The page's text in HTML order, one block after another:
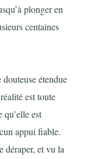
plonger en
centaines
étendue
est toute
qu’elle est
appui fiable.
déraper, et vu la